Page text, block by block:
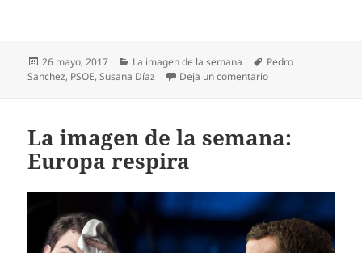
Publicado
el
26 mayo, 2017 Categorías
La imagen de la semana Etiquetas
Pedro
Sanchez, PSOE,Susana Díaz Deja un comentarioen La imagen de la
La imagen de la semana:
Europa respira